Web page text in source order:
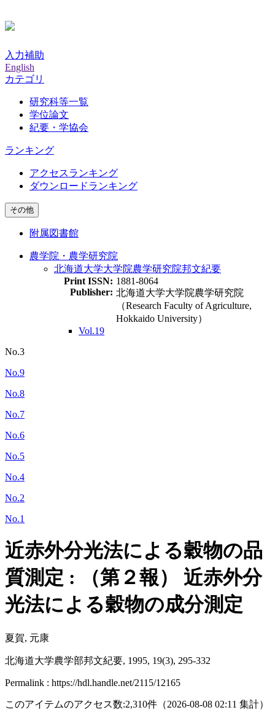
入力補助
English
カテゴリ
研究科等一覧
学位論文
紀要・学協会
ランキング
アクセスランキング
ダウンロードランキング
その他
附属図書館
農学院・農学研究院
北海道大学大学院農学研究院邦文紀要
Print ISSN: 1881-8064
Publisher: 北海道大学大学院農学研究院
（Research Faculty of Agriculture,
Hokkaido University）
Vol.19
No.3
No.9
No.8
No.7
No.6
No.5
No.4
No.2
No.1
近赤外分光法による穀物の品
質測定 : （第２報） 近赤外分
光法による穀物の成分測定
夏賀, 元康
北海道大学農学部邦文紀要, 1995, 19(3), 295-332
Permalink : https://hdl.handle.net/2115/12165
このアイテムのアクセス数:2,310件 （2026-08-08 02:11 集計）